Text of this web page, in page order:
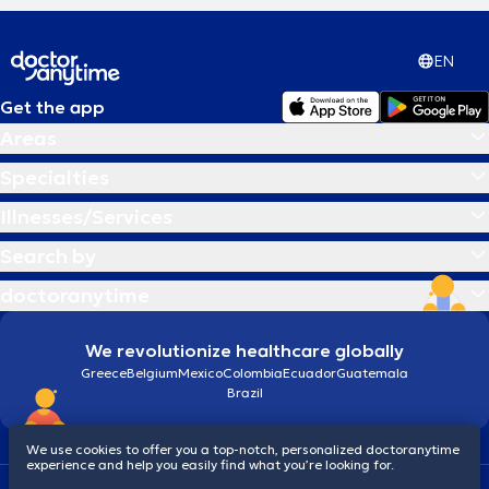
EN
Get the app
We revolutionize healthcare globally
GreeceBelgiumMexicoColombiaEcuadorGuatemala
Brazil
We use cookies to offer you a top-notch, personalized doctoranytime
experience and help you easily find what you’re looking for.